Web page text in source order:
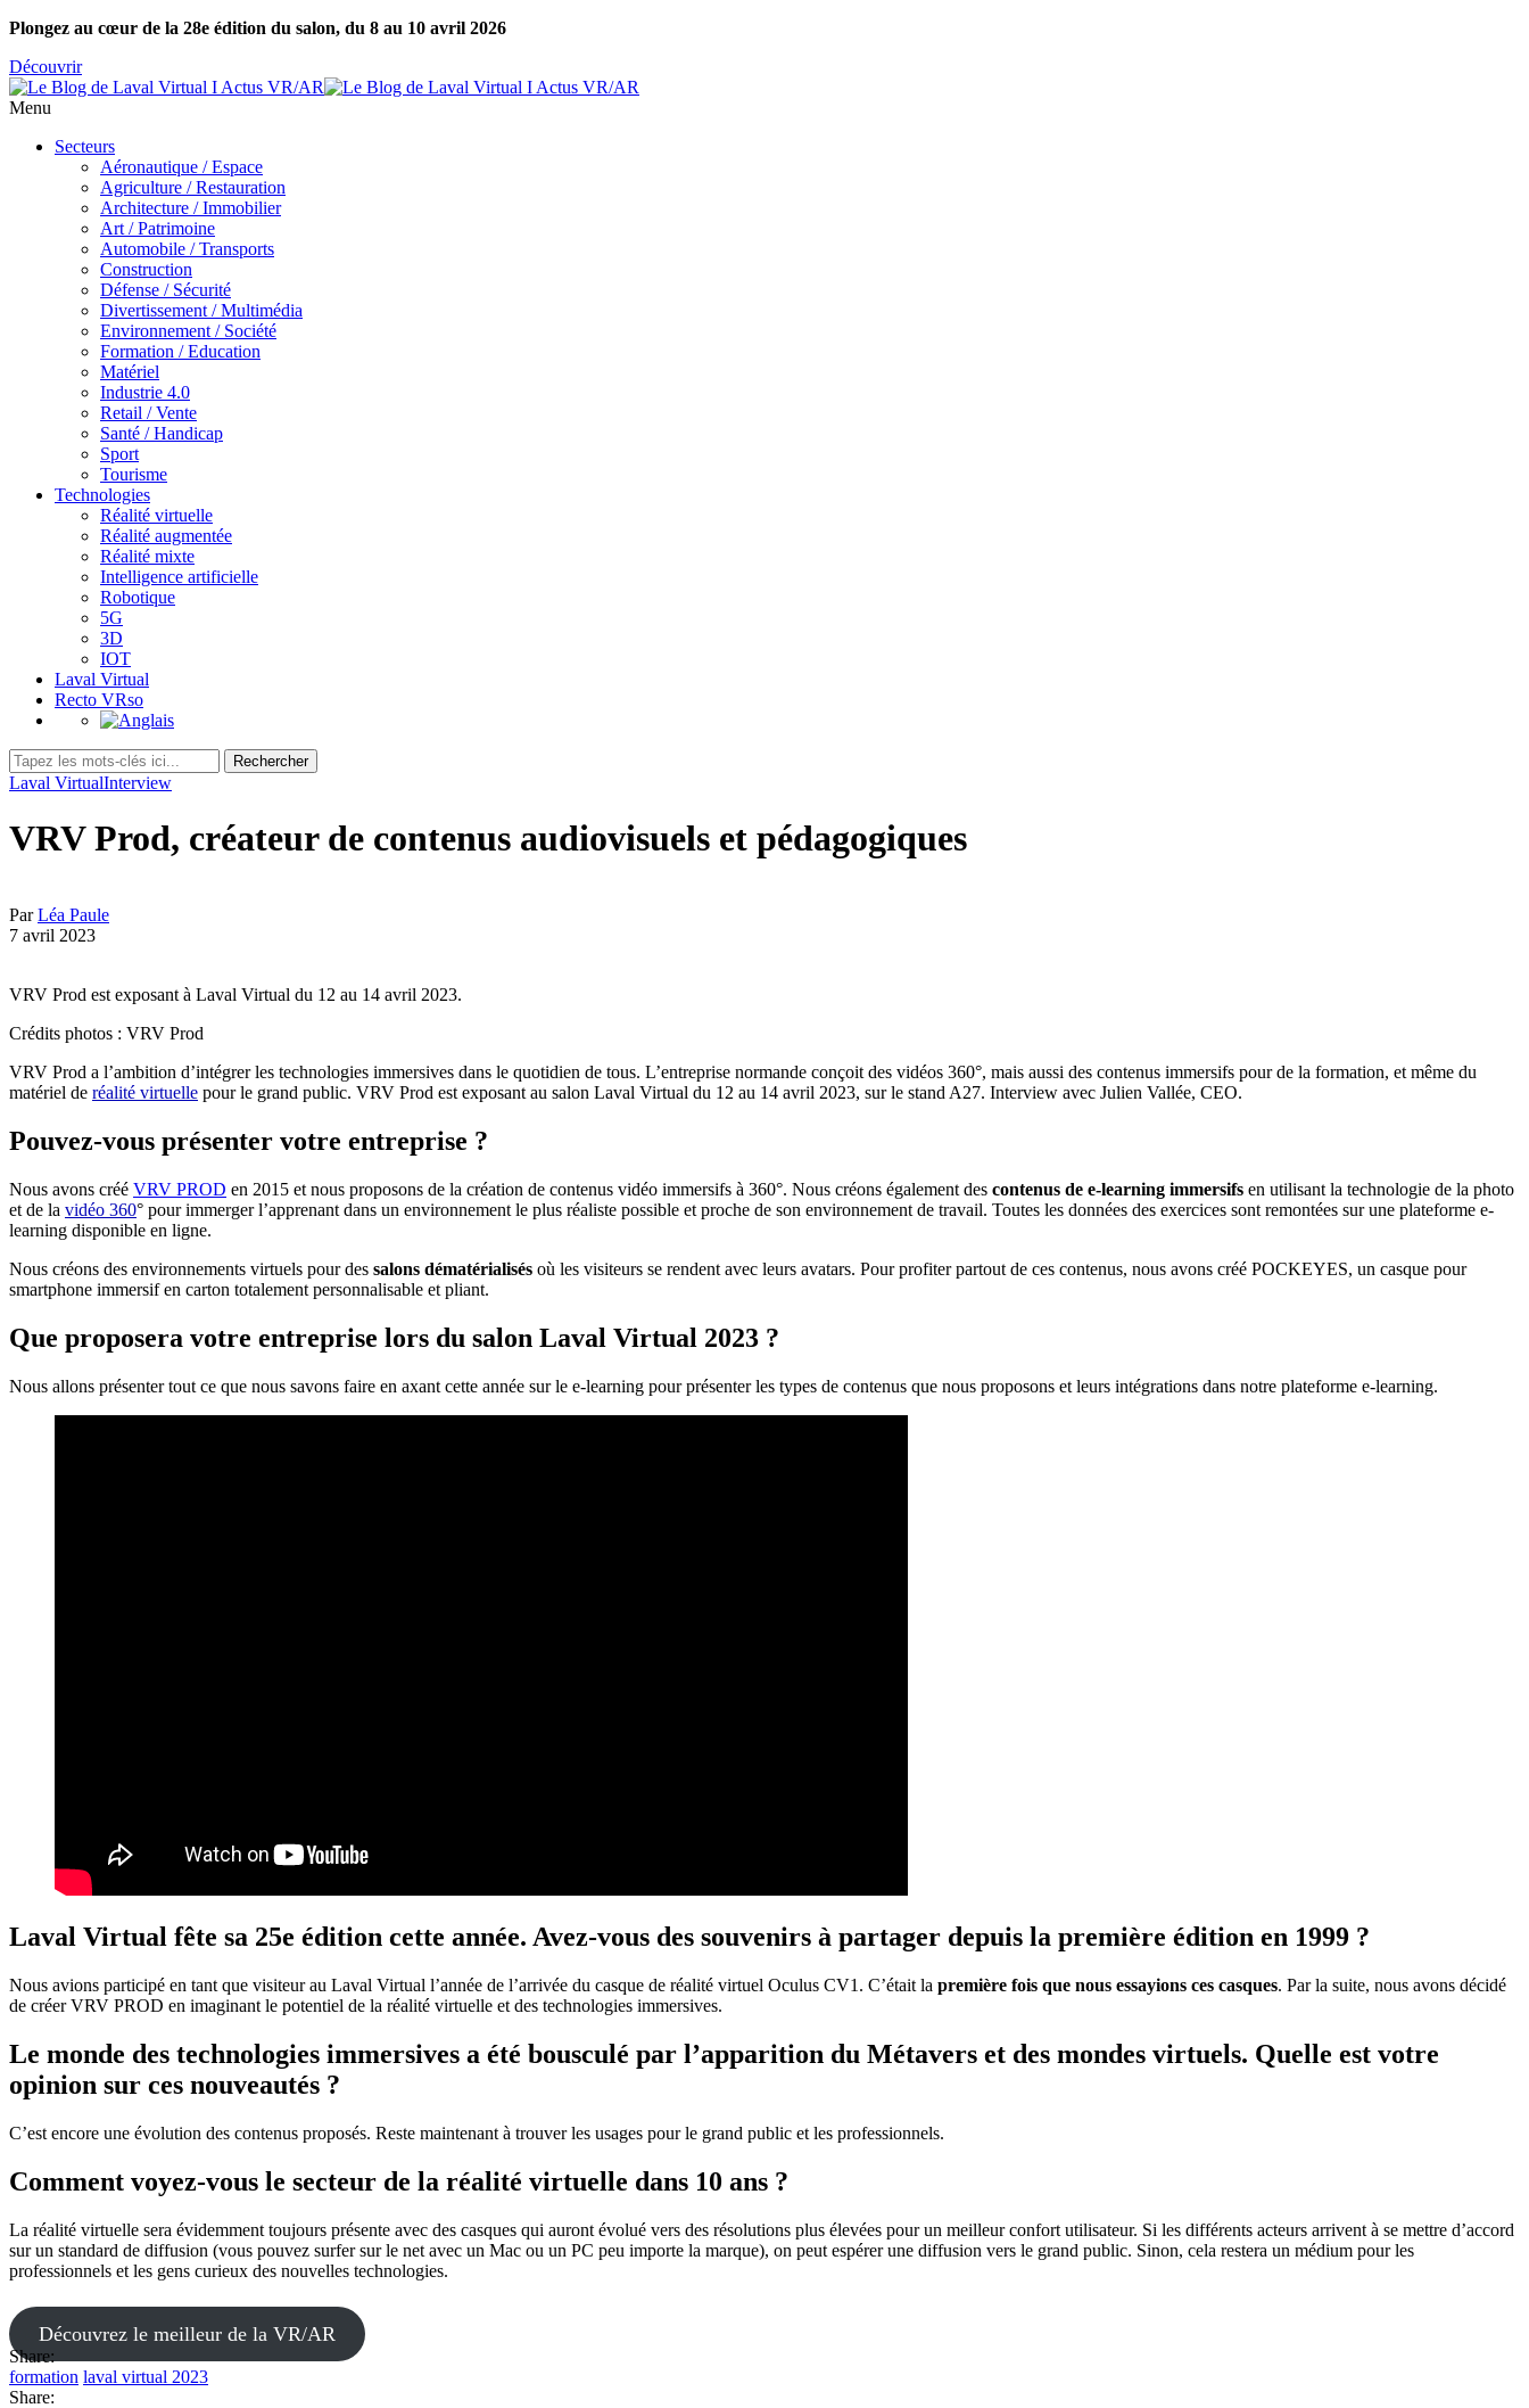
Plongez au cœur de la 28e édition du salon, du 8 au 10 avril 2026
Découvrir
Menu
Secteurs
Aéronautique / Espace
Agriculture / Restauration
Architecture / Immobilier
Art / Patrimoine
Automobile / Transports
Construction
Défense / Sécurité
Divertissement / Multimédia
Environnement / Société
Formation / Education
Matériel
Industrie 4.0
Retail / Vente
Santé / Handicap
Sport
Tourisme
Technologies
Réalité virtuelle
Réalité augmentée
Réalité mixte
Intelligence artificielle
Robotique
5G
3D
IOT
Laval Virtual
Recto VRso
Laval VirtualInterview
VRV Prod, créateur de contenus audiovisuels et pédagogiques
ParLéa Paule
7 avril 2023
VRV Prod est exposant à Laval Virtual du 12 au 14 avril 2023.
Crédits photos : VRV Prod
VRV Prod a l’ambition d’intégrer les technologies immersives dans le quotidien de tous. L’entreprise normande conçoit des vidéos 360°, mais aussi des contenus immersifs pour de la formation, et même du
matériel de réalité virtuelle pour le grand public. VRV Prod est exposant au salon Laval Virtual du 12 au 14 avril 2023, sur le stand A27. Interview avec Julien Vallée, CEO.
Pouvez-vous présenter votre entreprise ?
Nous avons créé VRV PROD en 2015 et nous proposons de la création de contenus vidéo immersifs à 360°. Nous créons également des contenus de e-learning immersifs en utilisant la technologie de la photo
et de la vidéo 360° pour immerger l’apprenant dans un environnement le plus réaliste possible et proche de son environnement de travail. Toutes les données des exercices sont remontées sur une plateforme e-
learning disponible en ligne.
Nous créons des environnements virtuels pour des salons dématérialisés où les visiteurs se rendent avec leurs avatars. Pour profiter partout de ces contenus, nous avons créé POCKEYES, un casque pour
smartphone immersif en carton totalement personnalisable et pliant.
Que proposera votre entreprise lors du salon Laval Virtual 2023 ?
Nous allons présenter tout ce que nous savons faire en axant cette année sur le e-learning pour présenter les types de contenus que nous proposons et leurs intégrations dans notre plateforme e-learning.
Laval Virtual fête sa 25e édition cette année. Avez-vous des souvenirs à partager depuis la première édition en 1999 ?
Nous avions participé en tant que visiteur au Laval Virtual l’année de l’arrivée du casque de réalité virtuel Oculus CV1. C’était la première fois que nous essayions ces casques. Par la suite, nous avons décidé
de créer VRV PROD en imaginant le potentiel de la réalité virtuelle et des technologies immersives.
Le monde des technologies immersives a été bousculé par l’apparition du Métavers et des mondes virtuels. Quelle est votre
opinion sur ces nouveautés ?
C’est encore une évolution des contenus proposés. Reste maintenant à trouver les usages pour le grand public et les professionnels.
Comment voyez-vous le secteur de la réalité virtuelle dans 10 ans ?
La réalité virtuelle sera évidemment toujours présente avec des casques qui auront évolué vers des résolutions plus élevées pour un meilleur confort utilisateur. Si les différents acteurs arrivent à se mettre d’accord
sur un standard de diffusion (vous pouvez surfer sur le net avec un Mac ou un PC peu importe la marque), on peut espérer une diffusion vers le grand public. Sinon, cela restera un médium pour les
professionnels et les gens curieux des nouvelles technologies.
Découvrez le meilleur de la VR/AR
Share:
formation laval virtual 2023
Share: